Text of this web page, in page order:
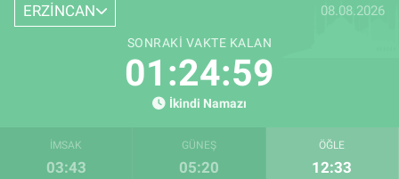
ERZİNCAN 08.08.2026
SONRAKI VAKTE KALAN
01:24:58
İkindi Namazı
İMSAK
03:43
GÜNEŞ
05:20
ÖĞLE
12:33